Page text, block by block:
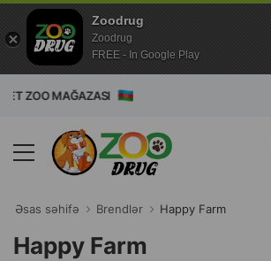
ZOO MAĞAZASI
Əsas səhifə Brendlər Happy Farm
Happy Farm
Zoodrug
Zoodrug
FREE - In Google Play